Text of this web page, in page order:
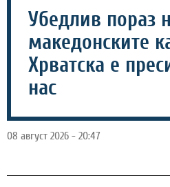
Убедлив пораз
македонските
Хрватска е
нас
08 август 2026 - 20:47